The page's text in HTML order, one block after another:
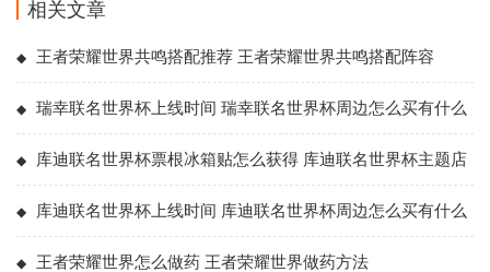
相关文章
王者荣耀世界共鸣搭配推荐 王者荣耀世界共鸣搭配阵容
瑞幸联名世界杯上线时间 瑞幸联名世界杯周边怎么买有什么
库迪联名世界杯票根冰箱贴怎么获得 库迪联名世界杯主题店
库迪联名世界杯上线时间 库迪联名世界杯周边怎么买有什么
王者荣耀世界怎么做药 王者荣耀世界做药方法